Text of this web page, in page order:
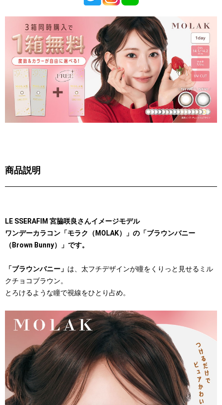
商品説明
LE SSERAFIM 宮脇咲良さんイメージモデル
ワンデーカラコン「モラク（MOLAK）」の「ブラウンバニー
（Brown Bunny）」です。
「ブラウンバニー」 は、太フチデザインが瞳をくりっと見せるミル
クチョコブラウン。
とろけるような瞳で視線をひとり占め。